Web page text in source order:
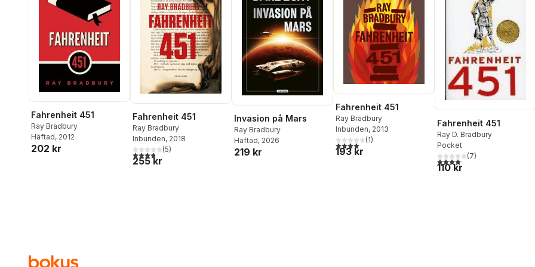
Fahrenheit 451
Ray Bradbury
Häftad, 2012
202 kr
Fahrenheit 451
Ray Bradbury
Inbunden, 2018
3,8utav 5 stjärnor. Totalt antal röster:
(5)
255 kr
Invasion på Mars
Ray Bradbury
Häftad, 2026
219 kr
Fahrenheit 451
Ray Bradbury
Inbunden, 2013
4,0utav 5 stjärnor. Totalt antal röster:
(1)
193 kr
Fahrenheit 451
Ray D. Bradbury
Pocket
4,1utav 5 stjärnor. Totalt
(7)
110 kr